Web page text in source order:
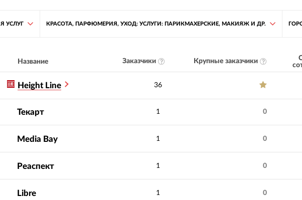
УСЛУГ КРАСОТА, ПАРФЮМЕРИЯ, УХОД: УСЛУГИ: ПАРИКМАХЕРСКИЕ, МАКИЯЖ И ДР.
Название Заказчики Крупные заказчики
Height Line 36
Текарт 1 0
Media Bay 1 0
Реаспект 1 0
Libre 1 0